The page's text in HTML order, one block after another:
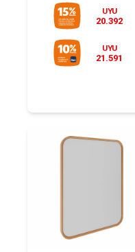
UYU
20.392
UYU
21.591